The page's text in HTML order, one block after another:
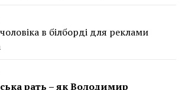
в білборді для реклами
рать – як Володимир